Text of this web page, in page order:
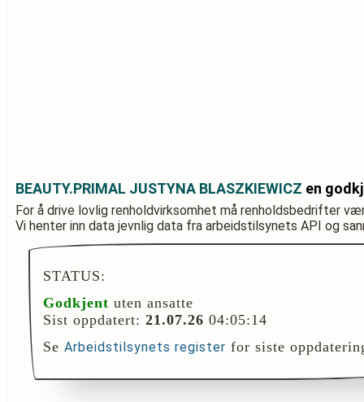
BEAUTY.PRIMAL JUSTYNA BLASZKIEWICZ en
For å drive lovlig renholdvirksomhet må renholdsbedrifter
Vi henter inn data jevnlig data fra arbeidstilsynets API og
STATUS:
Godkjent uten ansatte
Sist oppdatert: 21.07.26 04:05:14
Se Arbeidstilsynets register for siste